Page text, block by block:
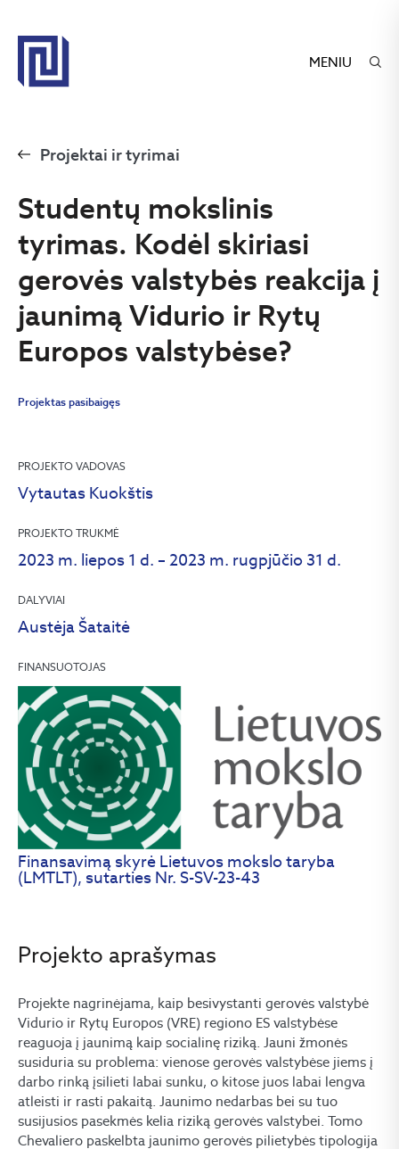
MENIU
Projektai ir tyrimai
Studentų mokslinis
tyrimas. Kodėl skiriasi
gerovės valstybės reakcija į
jaunimą Vidurio ir Rytų
Europos valstybėse?
Projektas pasibaigęs
PROJEKTO VADOVAS
Vytautas Kuokštis
PROJEKTO TRUKMĖ
2023 m. liepos 1 d. – 2023 m. rugpjūčio 31 d.
DALYVIAI
Austėja Šataitė
FINANSUOTOJAS
Finansavimą skyrė Lietuvos mokslo taryba
(LMTLT), sutarties Nr. S-SV-23-43
Projekto aprašymas
Projekte nagrinėjama, kaip besivystanti gerovės valstybė
Vidurio ir Rytų Europos (VRE) regiono ES valstybėse
reaguoja į jaunimą kaip socialinę riziką. Jauni žmonės
susiduria su problema: vienose gerovės valstybėse jiems į
darbo rinką įsilieti labai sunku, o kitose juos labai lengva
atleisti ir rasti pakaitą. Jaunimo nedarbas bei su tuo
susijusios pasekmės kelia riziką gerovės valstybei. Tomo
Chevaliero paskelbta jaunimo gerovės pilietybės tipologija